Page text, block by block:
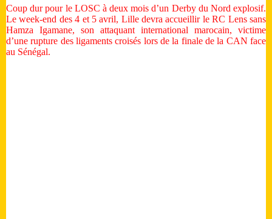
Coup dur pour le LOSC à deux mois d’un Derby du Nord explosif.
Le week-end des 4 et 5 avril, Lille devra accueillir le RC Lens sans
Hamza Igamane, son attaquant international marocain, victime
d’une rupture des ligaments croisés lors de la finale de la CAN face
au Sénégal.